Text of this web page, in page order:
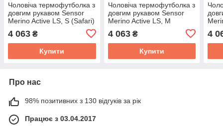
Чоловіча термофутболка з
довгим рукавом Sensor
Merino Active LS, S (Safari)
4 063 ₴
Купити
Чоловіча термофутболка з
довгим рукавом Sensor
Merino Active LS, M
4 063₴
Купити
4
Про нас
98% позитивних з 130 відгуків за рік
Працює з 03.04.2017